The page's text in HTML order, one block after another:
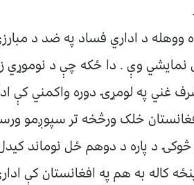
د اداري فساد په ضد د
وې . دا ځکه چې د نوموړي
غني په لومړۍ دوره واکمني کې
خلک ورڅخه تر سپوږمو
د پاره د دوهم ځل نوماند کیدل
کاله به هم په افغانستان کې